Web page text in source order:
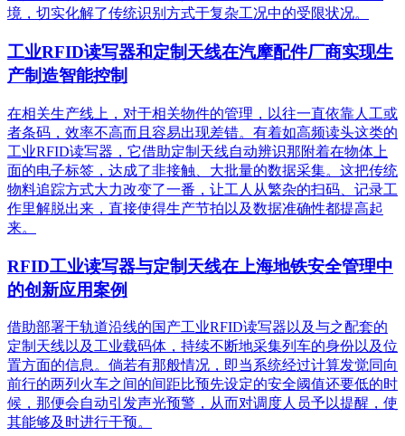
境，切实化解了传统识别方式于复杂工况中的受限状况。
工业RFID读写器和定制天线在汽摩配件厂商实现生
产制造智能控制
在相关生产线上，对于相关物件的管理，以往一直依靠人工或
者条码，效率不高而且容易出现差错。有着如高频读头这类的
工业RFID读写器，它借助定制天线自动辨识那附着在物体上
面的电子标签，达成了非接触、大批量的数据采集。这把传统
物料追踪方式大力改变了一番，让工人从繁杂的扫码、记录工
作里解脱出来，直接使得生产节拍以及数据准确性都提高起
来。
RFID工业读写器与定制天线在上海地铁安全管理中
的创新应用案例
借助部署于轨道沿线的国产工业RFID读写器以及与之配套的
定制天线以及工业载码体，持续不断地采集列车的身份以及位
置方面的信息。倘若有那般情况，即当系统经过计算发觉同向
前行的两列火车之间的间距比预先设定的安全阈值还要低的时
候，那便会自动引发声光预警，从而对调度人员予以提醒，使
其能够及时进行干预。